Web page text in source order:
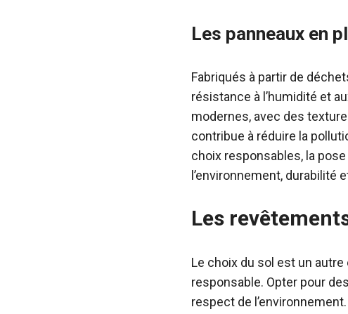
Les panneaux en
Fabriqués à partir de
résistance à l’humidité et
modernes, avec des
contribue à réduire la
choix responsables, la
l’environnement, durabilité
Les
Le choix du sol est un autre
responsable. Opter pour
respect de l’environnement.